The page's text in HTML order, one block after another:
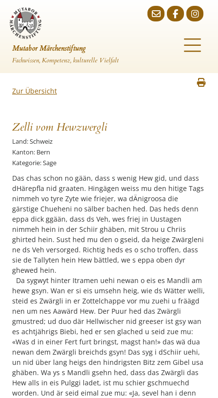
Mutabor Märchenstiftung
Fachwissen, Kompetenz, kulturelle Vielfalt
Zur Übersicht
Zelli vom Hewzwergli
Land: Schweiz
Kanton: Bern
Kategorie: Sage
Das chas schon no gään, dass s wenig Hew gid, und dass
dHärepfla nid graaten. Hingägen weiss mu den hitige Tags
nimmeh vo tyre Zyte wie friejer, wa dÄnigroosa die
gärstige Chueheni no sälber bachen hed. Das heds denn
eppa dick ggään, dass ds Veh, wes friej in Uustagen
nimmeh hein in der Schiir ghäben, mit Strou u Chriis
ghirted hein. Sust hed mu den o gseid, da heige Zwärgleni
ne ds Veh versorged. Richtig heds es o scho troffen, dass
sie de Tallyten hein Hew bättled, we s eppa oben dyr
ghewed hein.
Da sygwyt hinter Itramen uehi newan o eis es Mandli am
hewe gsyn. Wan er si eis umsehn heig, wie ds Wätter welli,
steid es Zwärgli in er Zottelchappe vor mu zuehi u fräägd
nen um nes Aawärd Hew. Der Puur hed das Zwärgli
gmustred; ud duo där Hellwischer nid greeser ist gsy wan
es achtjährigs Biebi, hed er sen glached u seid zue mu:
«Was d in einer Fert furt bringst, magst han!» das wä dua
newan dem Zwärgli breichds gsyn! Das syg i dSchiir uehi,
un nid über lang heigs den hindrigsten Bitz zem Gibel usa
ghäben. Wa ys s Mandli gsehn hed, dass das Zwärgli das
Hew alls in eis Pulggi ladet, ist mu schier gschmuechd
worden. Und är seid eimal zue mu: «Ja, sevel han i denn